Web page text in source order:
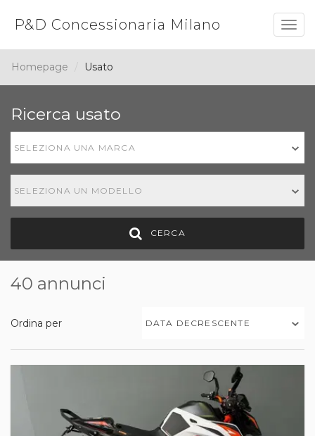
P&D Concessionaria Milano
Homepage Usato
Ricerca usato
SELEZIONA UNA MARCA
SELEZIONA UN MODELLO
CERCA
40 annunci
Ordina per DATA DECRESCENTE